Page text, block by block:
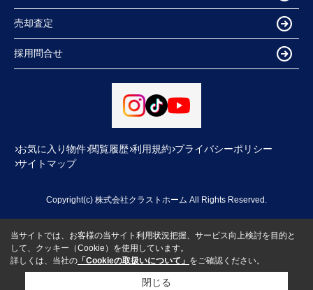
売却査定
採用問合せ
お気に入り物件 閲覧履歴 利用規約 プライバシーポリシー
サイトマップ
Copyright(c) 株式会社クラストホーム All Rights Reserved.
当サイトでは、お客様の当サイト利用状況把握、サービス向上検討を目的と
して、クッキー（Cookie）を使用しています。
詳しくは、当社の 「Cookieの取扱いについて」 をご確認ください。
閉じる